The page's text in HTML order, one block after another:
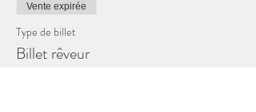
Vente expirée
Type de billet
Billet rêveur